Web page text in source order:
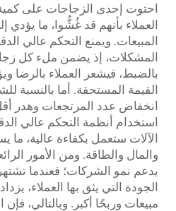
احتوت إحدى الزجاجات على
العملاء بأنهم قد غُشُّوا، ما
المبيعات. ويمنع التحكم عالي
المشكلات، إذ يضمن ملء كل
بالضبط، فيشعر العملاء بالرضا
القيمة المستحقة. أما بالنسبة
انخفاض عدد المرتجعات وهدر
استخدام أنظمة التحكم عالي
الآلات ستعمل بكفاءة عالية، ما
والمال والطاقة. ومن الأمور
يدعم نمو الشركات؛ فعندما
الجودة التي يثق بها العملاء،
مبيعات وربحًا أكبر. وبالتالي،